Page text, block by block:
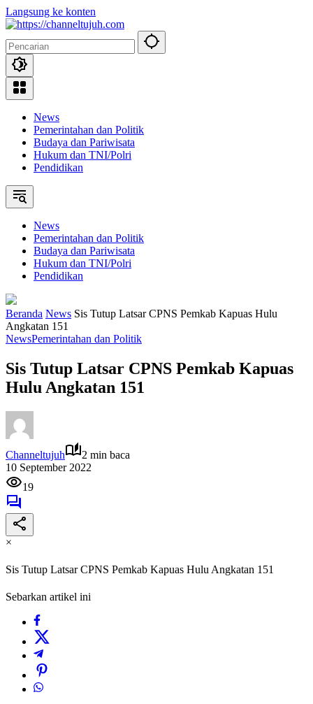
Langsung ke konten
News
Pemerintahan dan Politik
Budaya dan Pariwisata
Hukum dan TNI/Polri
Pendidikan
News
Pemerintahan dan Politik
Budaya dan Pariwisata
Hukum dan TNI/Polri
Pendidikan
Beranda News Sis Tutup Latsar CPNS Pemkab Kapuas Hulu
Angkatan 151
NewsPemerintahan dan Politik
Sis Tutup Latsar CPNS Pemkab Kapuas
Hulu Angkatan 151
Channeltujuh
2 min baca
10 September 2022
19
×
Sis Tutup Latsar CPNS Pemkab Kapuas Hulu Angkatan 151
Sebarkan artikel ini